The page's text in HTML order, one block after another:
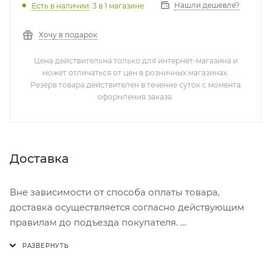
Есть в наличии: 3 в 1 магазине Нашли дешевле?
Хочу в подарок
Цена действительна только для интернет-магазина и
может отличаться от цен в розничных магазинах.
Резерв товара действителен в течение суток с момента
оформления заказа.
Доставка
Вне зависимости от способа оплаты товара,
доставка осуществляется согласно действующим
правилам до подъезда покупателя.